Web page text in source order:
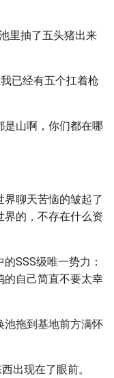
里抽了五头猪出来
已经有五个扛着枪
是山啊，你们都在哪
聊天苦恼的皱起了
界的，不存在什么资
SSS级唯一势力：
的自己简直不要太幸
池拖到基地前方满怀
出现在了眼前。